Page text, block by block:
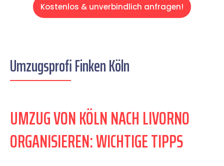
Kostenlos & unverbindlich anfragen!
Umzugsprofi Finken Köln
UMZUG VON KÖLN NACH LIVORNO
ORGANISIEREN: WICHTIGE TIPPS